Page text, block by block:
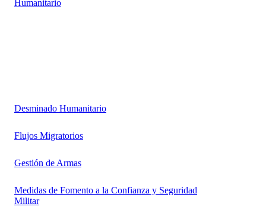
Humanitario
Desminado Humanitario
Flujos Migratorios
Gestión de Armas
Medidas de Fomento a la Confianza y Seguridad
Militar